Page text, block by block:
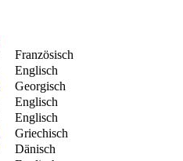
Französisch
Englisch
Georgisch
Englisch
Englisch
Griechisch
Dänisch